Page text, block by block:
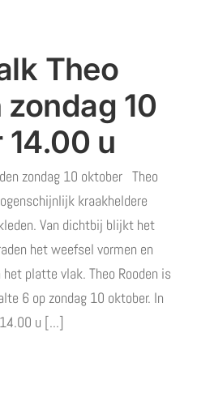
Theo
zondag 10
u
zondag 10 oktober Theo
kraakheldere
Van dichtbij blijkt het
het weefsel vormen en
platte vlak. Theo Rooden is
6 op zondag 10 oktober. In
u [...]